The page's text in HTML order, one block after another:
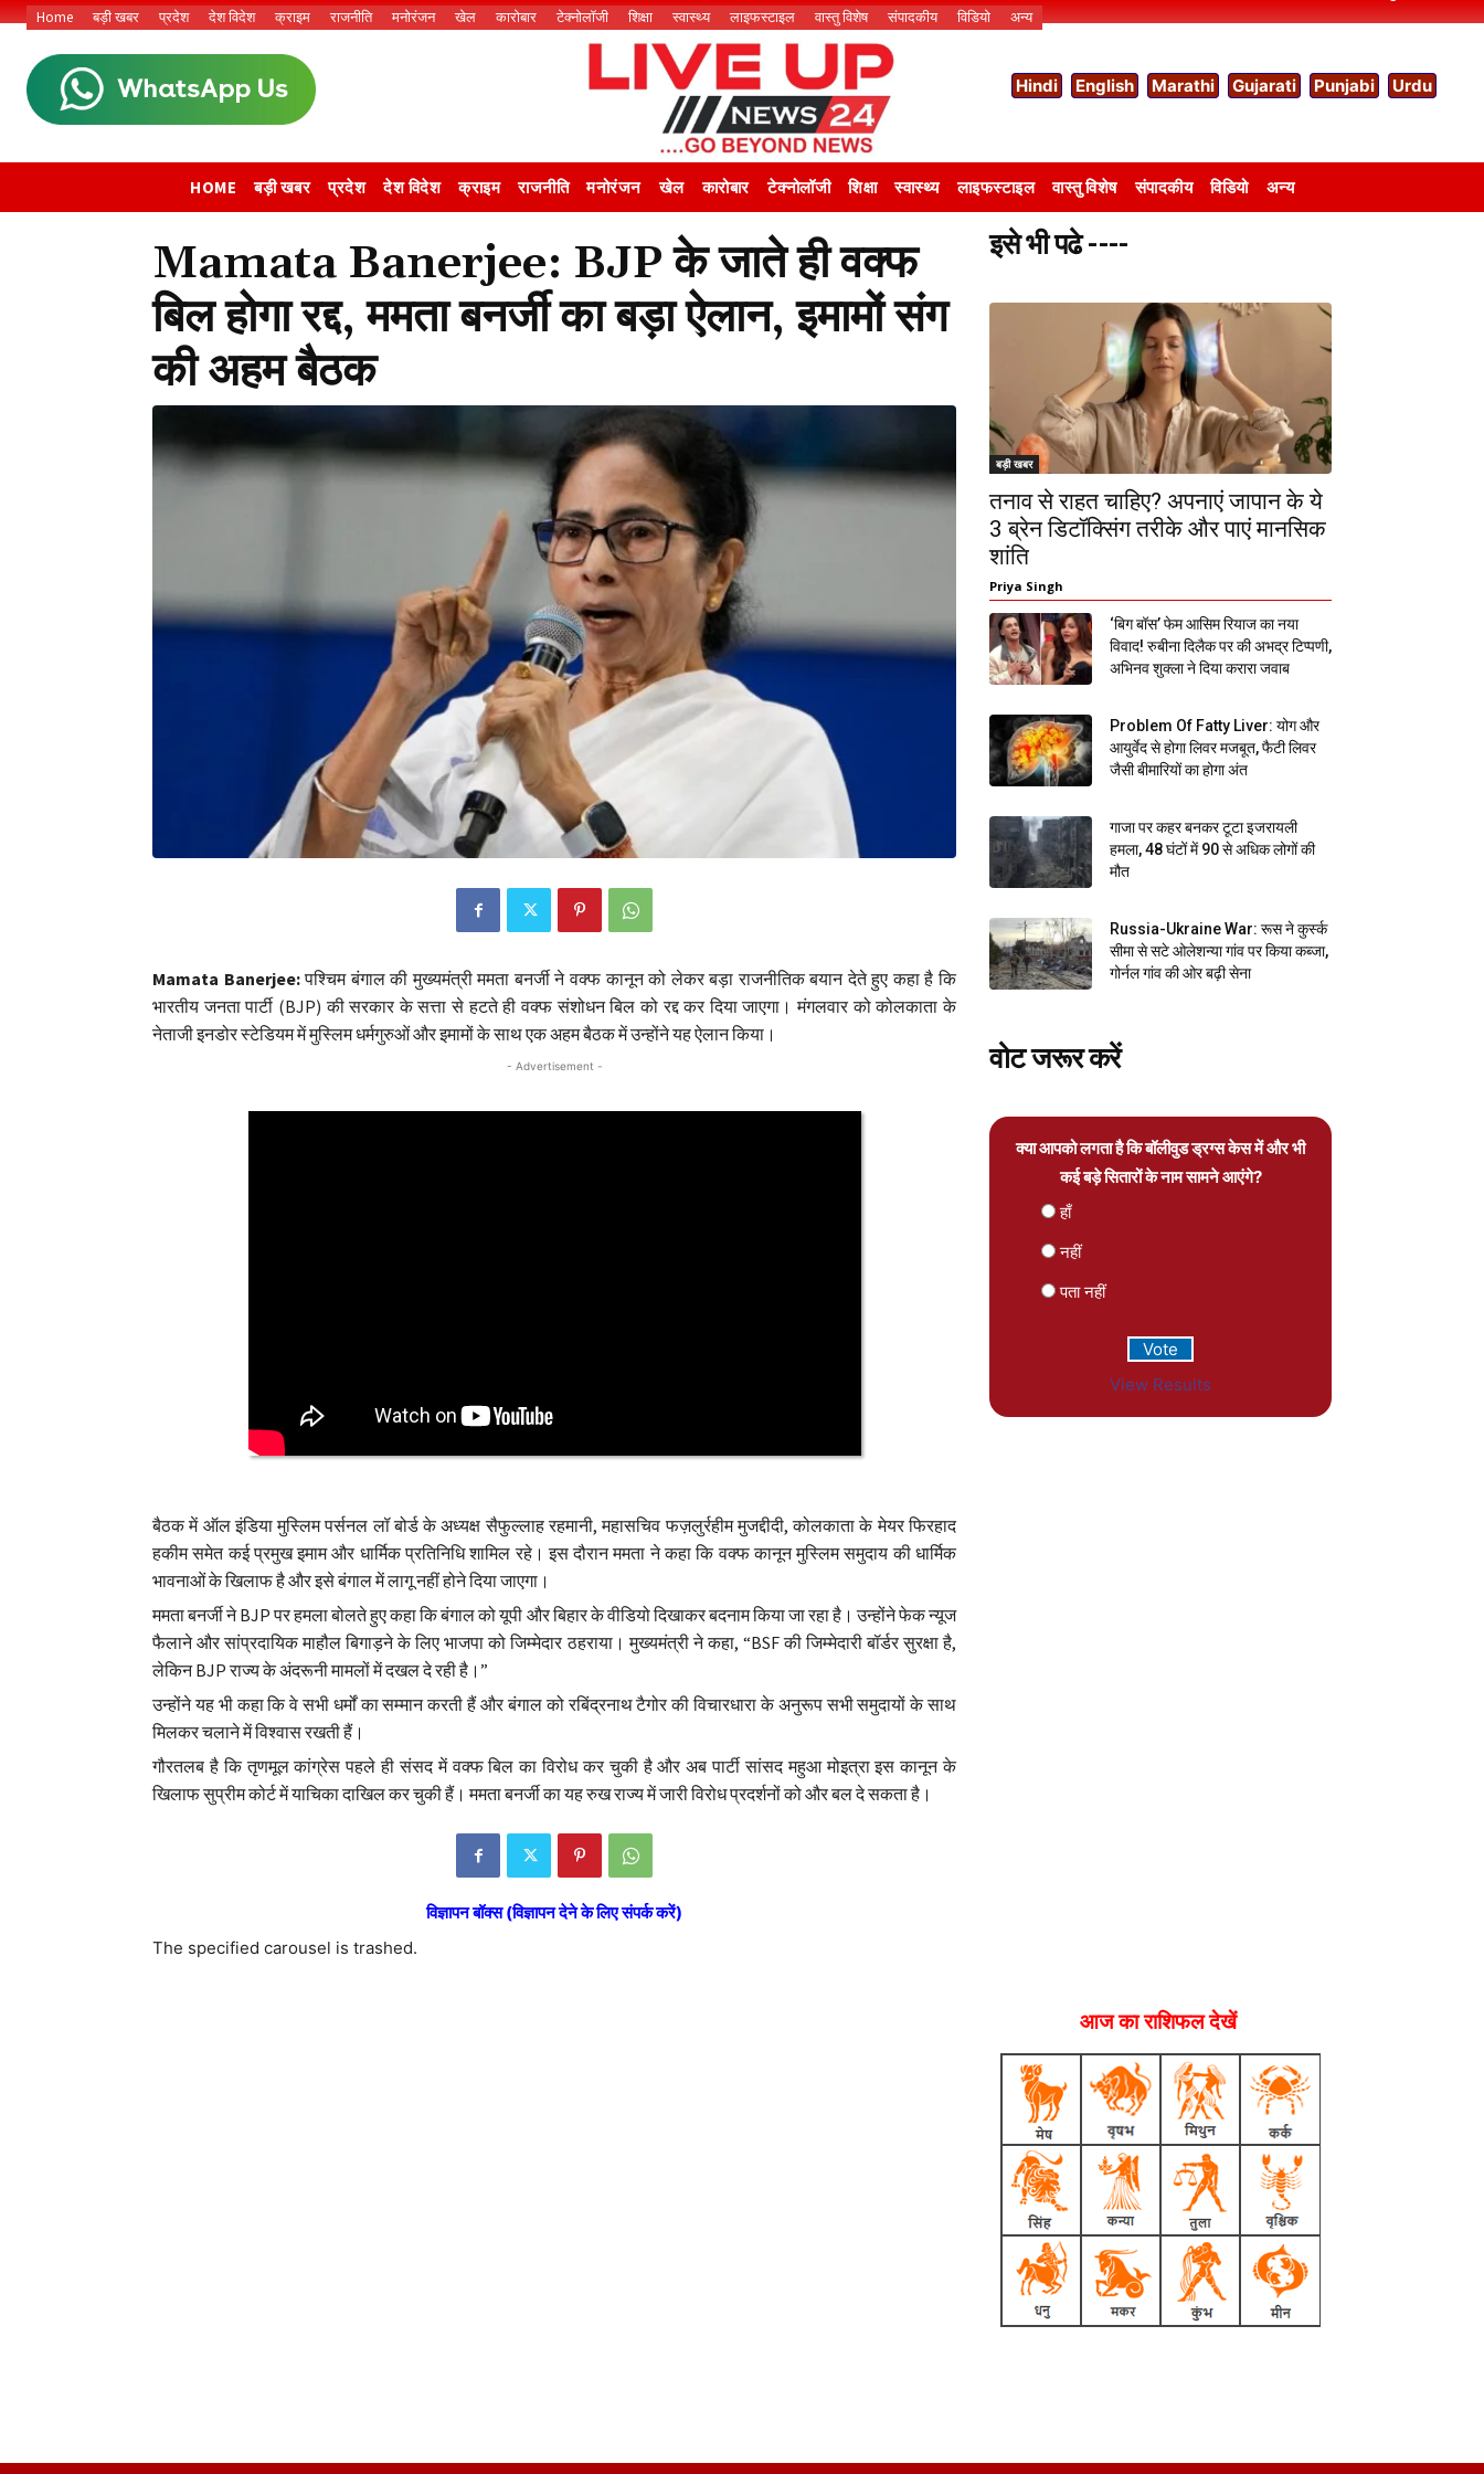
Home बड़ी खबर प्रदेश देश विदेश क्राइम राजनीति मनोरंजन खेल कारोबार टेक्नोलॉजी शिक्षा स्वास्थ्य लाइफस्टाइल वास्तु विशेष संपादकीय विडियो अन्य
Hindi English Marathi Gujarati Punjabi Urdu
HOME बड़ी खबर प्रदेश देश विदेश क्राइम राजनीति मनोरंजन खेल कारोबार टेक्नोलॉजी शिक्षा स्वास्थ्य लाइफस्टाइल वास्तु विशेष संपादकीय विडियो अन्य
Mamata Banerjee: BJP के जाते ही वक्फ
बिल होगा रद्द, ममता बनर्जी का बड़ा ऐलान, इमामों संग
की अहम बैठक
Mamata Banerjee:पश्चिम बंगाल की मुख्यमंत्री ममता बनर्जी ने वक्फ कानून को लेकर बड़ा राजनीतिक बयान देते हुए कहा है कि
भारतीय जनता पार्टी (BJP) की सरकार के सत्ता से हटते ही वक्फ संशोधन बिल को रद्द कर दिया जाएगा। मंगलवार को कोलकाता के
नेताजी इनडोर स्टेडियम में मुस्लिम धर्मगुरुओं और इमामों के साथ एक अहम बैठक में उन्होंने यह ऐलान किया।
- Advertisement -
बैठक में ऑल इंडिया मुस्लिम पर्सनल लॉ बोर्ड के अध्यक्ष सैफुल्लाह रहमानी, महासचिव फज़लुर्रहीम मुजद्दीदी, कोलकाता के मेयर फिरहाद
हकीम समेत कई प्रमुख इमाम और धार्मिक प्रतिनिधि शामिल रहे। इस दौरान ममता ने कहा कि वक्फ कानून मुस्लिम समुदाय की धार्मिक
भावनाओं के खिलाफ है और इसे बंगाल में लागू नहीं होने दिया जाएगा।
ममता बनर्जी ने BJP पर हमला बोलते हुए कहा कि बंगाल को यूपी और बिहार के वीडियो दिखाकर बदनाम किया जा रहा है। उन्होंने फेक न्यूज
फैलाने और सांप्रदायिक माहौल बिगाड़ने के लिए भाजपा को जिम्मेदार ठहराया। मुख्यमंत्री ने कहा, “BSF की जिम्मेदारी बॉर्डर सुरक्षा है,
लेकिन BJP राज्य के अंदरूनी मामलों में दखल दे रही है।”
उन्होंने यह भी कहा कि वे सभी धर्मों का सम्मान करती हैं और बंगाल को रबिंद्रनाथ टैगोर की विचारधारा के अनुरूप सभी समुदायों के साथ
मिलकर चलाने में विश्वास रखती हैं।
गौरतलब है कि तृणमूल कांग्रेस पहले ही संसद में वक्फ बिल का विरोध कर चुकी है और अब पार्टी सांसद महुआ मोइत्रा इस कानून के
खिलाफ सुप्रीम कोर्ट में याचिका दाखिल कर चुकी हैं। ममता बनर्जी का यह रुख राज्य में जारी विरोध प्रदर्शनों को और बल दे सकता है।
विज्ञापन बॉक्स (विज्ञापन देने के लिए संपर्क करें)
The specified carousel is trashed.
इसे भी पढे ----
बड़ी खबर
तनाव से राहत चाहिए? अपनाएं जापान के ये
3 ब्रेन डिटॉक्सिंग तरीके और पाएं मानसिक
शांति
Priya Singh
‘बिग बॉस’ फेम आसिम रियाज का नया
विवाद! रुबीना दिलैक पर की अभद्र टिप्पणी,
अभिनव शुक्ला ने दिया करारा जवाब
Problem Of Fatty Liver: योग और
आयुर्वेद से होगा लिवर मजबूत, फैटी लिवर
जैसी बीमारियों का होगा अंत
गाजा पर कहर बनकर टूटा इजरायली
हमला, 48 घंटों में 90 से अधिक लोगों की
मौत
Russia-Ukraine War: रूस ने कुर्स्क
सीमा से सटे ओलेशन्या गांव पर किया कब्जा,
गोर्नल गांव की ओर बढ़ी सेना
वोट जरूर करें
क्या आपको लगता है कि बॉलीवुड ड्रग्स केस में और भी
कई बड़े सितारों के नाम सामने आएंगे?
हाँ
नहीं
पता नहीं
View Results
आज का राशिफल देखें